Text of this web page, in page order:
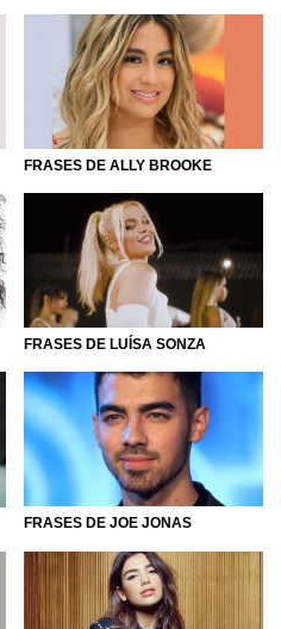
FRASES DE ALLY BROOKE
FRASES DE LUÍSA SONZA
FRASES DE JOE JONAS